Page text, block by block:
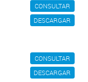
CONSULTAR
DESCARGAR
CONSULTAR
DESCARGAR